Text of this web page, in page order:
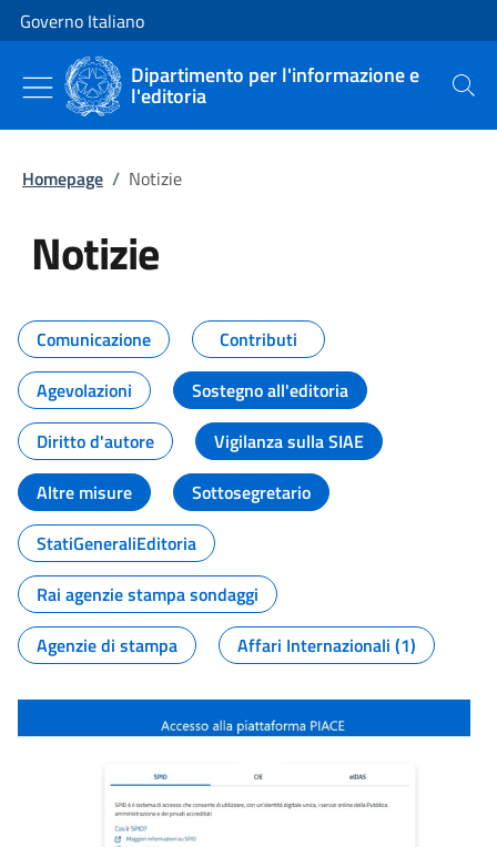
Vai al contenuto
Vai alla navigazione del sito
Governo Italiano
Dipartimento per l'informazione e
l'editoria Cerca
Homepage / Notizie
Notizie
Tutti i contenuti della pagina
Comunicazione
Contributi
Agevolazioni
Sostegno all'editoria
Diritto d'autore
Vigilanza sulla SIAE
Altre misure
Sottosegretario
StatiGeneraliEditoria
Rai agenzie stampa sondaggi
Agenzie di stampa
Affari Internazionali (1)